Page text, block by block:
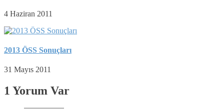
4 Haziran 2011
2013 ÖSS Sonuçları
31 Mayıs 2011
1 Yorum Var